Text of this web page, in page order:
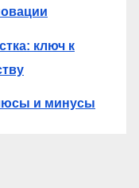
ключ к
и минусы